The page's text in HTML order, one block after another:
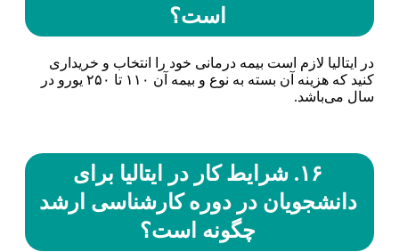
است؟
در ایتالیا لازم است بیمه درمانی خود را انتخاب و خریداری
کنید که هزینه آن بسته به نوع و بیمه آن ۱۱۰ تا ۲۵۰ یورو در
سال می‌باشد.
۱۶. شرایط کار در ایتالیا برای
دانشجویان در دوره کارشناسی ارشد
چگونه است؟